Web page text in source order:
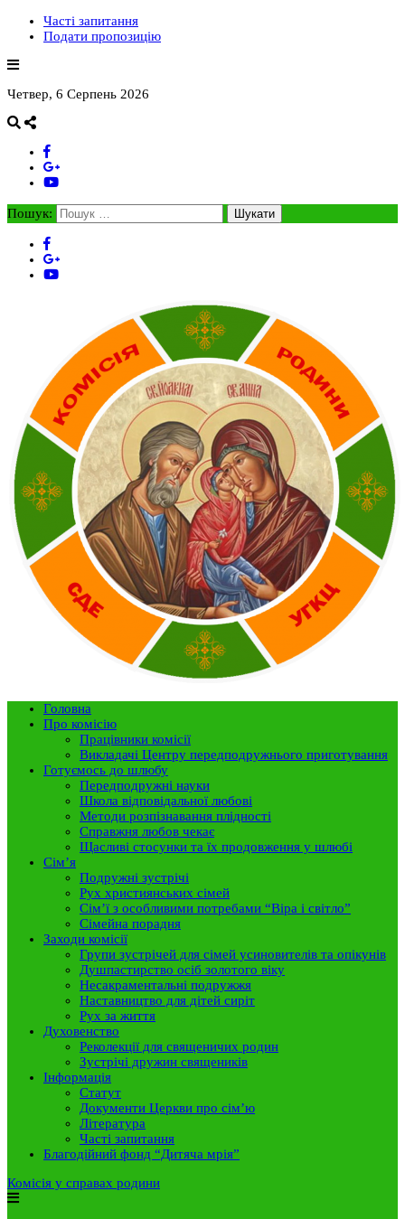
Часті запитання
Подати пропозицію
Четвер, 6 Серпень 2026
Пошук:
Головна
Про комісію
Працівники комісії
Викладачі Центру передподружнього приготування
Готуємось до шлюбу
Передподружні науки
Школа відповідальної любові
Методи розпізнавання плідності
Справжня любов чекає
Щасливі стосунки та їх продовження у шлюбі
Сім’я
Подружні зустрічі
Рух християнських сімей
Сім’ї з особливими потребами “Віра і світло”
Сімейна порадня
Заходи комісії
Групи зустрічей для сімей усиновителів та опікунів
Душпастирство осіб золотого віку
Несакраментальні подружжя
Наставництво для дітей сиріт
Рух за життя
Духовенство
Реколекції для священичих родин
Зустрічі дружин священиків
Інформація
Статут
Документи Церкви про сім’ю
Література
Часті запитання
Благодійний фонд “Дитяча мрія”
Комісія у справах родини